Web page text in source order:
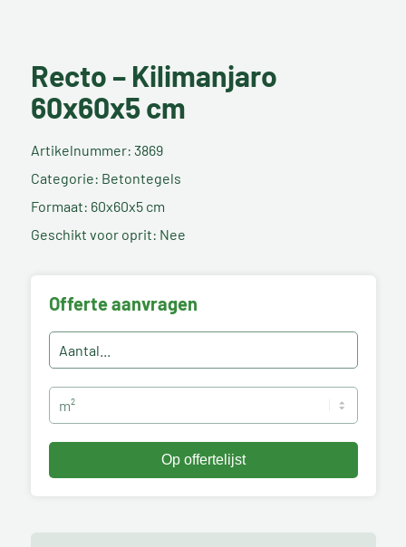
Recto – Kilimanjaro
60x60x5 cm
Artikelnummer: 3869
Categorie: Betontegels
Formaat: 60x60x5 cm
Geschikt voor oprit: Nee
Offerte aanvragen